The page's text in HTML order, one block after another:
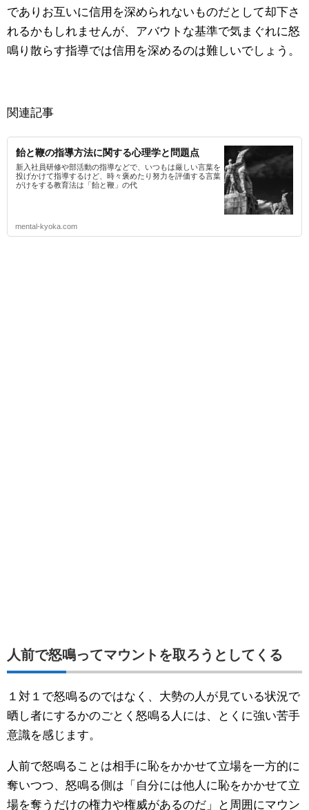
でありお互いに信用を深められないものだとして却下さ
れるかもしれませんが、アバウトな基準で気まぐれに怒
鳴り散らす指導では信用を深めるのは難しいでしょう。
関連記事
飴と鞭の指導方法に関する心理学と問題点
新入社員研修や部活動の指導などで、いつもは厳しい言葉を
投げかけて指導するけど、時々褒めたり努力を評価する言葉
がけをする教育法は「飴と鞭」の代
mental-kyoka.com
人前で怒鳴ってマウントを取ろうとしてくる
１対１で怒鳴るのではなく、大勢の人が見ている状況で
晒し者にするかのごとく怒鳴る人には、とくに強い苦手
意識を感じます。
人前で怒鳴ることは相手に恥をかかせて立場を一方的に
奪いつつ、怒鳴る側は「自分には他人に恥をかかせて立
場を奪うだけの権力や権威があるのだ」と周囲にマウン